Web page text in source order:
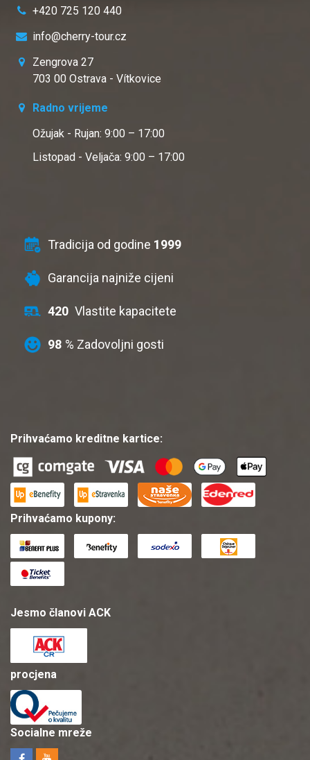
+420 725 120 440
info@cherry-tour.cz
Zengrova 27
703 00 Ostrava - Vítkovice
Radno vrijeme
Ožujak - Rujan: 9:00 – 17:00
Listopad - Veljača: 9:00 – 17:00
Tradicija od godine 1999
Garancija najniže cijeni
420 Vlastite kapacitete
98 % Zadovoljni gosti
Prihvaćamo kreditne kartice:
Prihvaćamo kupony:
Jesmo članovi ACK
procjena
Socialne mreže